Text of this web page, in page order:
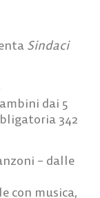
Sindaci
dai 5
342
– dalle
con musica,